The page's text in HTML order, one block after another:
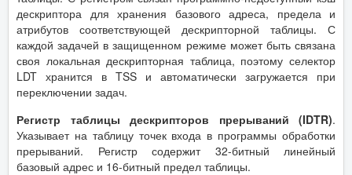
дескриптора для хранения базового адреса, предела и
атрибутов соответствующей дескрипторной таблицы. С
каждой задачей в защищенном режиме может быть связана
своя локальная дескрипторная таблица, поэтому селектор
LDT хранится в TSS и автоматически загружается при
переключении задач.
Регистр таблицы дескрипторов прерываний (IDTR).
Указывает на таблицу точек входа в программы обработки
прерываний. Регистр содержит 32-битный линейный
базовый адрес и 16-битный предел таблицы.